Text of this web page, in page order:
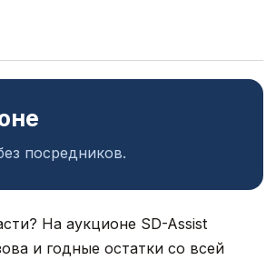
посредников.
На аукционе SD-Assist
и годные остатки со всей